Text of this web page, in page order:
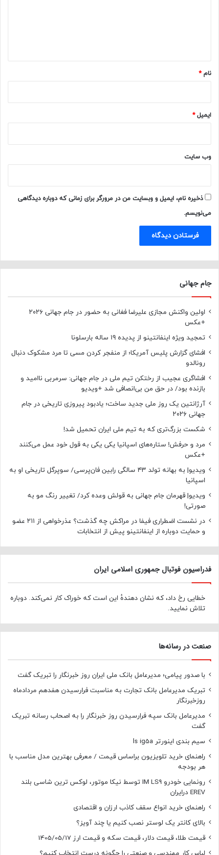
نام*
ایمیل*
وب‌ سایت
ذخیره نام، ایمیل و وبسایت من در مرورگر برای زمانی که دوباره دیدگاهی
می‌نویسم.
جام جهانی
اولین واکنش مجازی علیرضا فغانی به حضور در جام جهانی ۲۰۲۶
+عکس
تمجید ویژه اینفانتینو از پدیده ۱۹ ساله بارسلونا
افشای گزارش پلیس آمریکا؛ از منفجر کردن مسی تا مرد مشکوک دنبال
رونالدو
افشاگری عجیب از رختکن تیم ملی در جام جهانی: سرمربی ناامید و
بازنده بود/ در حق من بی‌انصافی شد +ویدیو
آرژانتین یک روز ملی جدید ساخت؛ یادبود پیروزی تاریخی در جام
جهانی ۲۰۲۶
شکست بزرگ‌تری که به تیم ملی ایران تحمیل شد!
مرد و حرفش! ستاره‌های اسپانیا یکی یکی به قول خود عمل می‌کنند
+عکس
ویدیو| به بهانه تولد ۴۳ سالگی رابین فان‌پرسی/ سوپرگل تاریخی او به
اسپانیا
ویدیو| قهرمان جام جهانی به قولش وعده کرد/ تغییر رنگ مو به
صورتی!
در نشست اضطراری فیفا در مراکش چه گذشت؟ عذرخواهی از ۲۱۱ عضو
و حمایت دوباره از اینفانتینو پیش از انتخابات
فدراسیون فوتبال جمهوری اسلامی ایران
خطایی رخ داد، که نشان دهندهٔ این است که خوراک کار نمی‌کند. دوباره
تلاش نمایید.
صنعت در رسانه‌ها
با صدور پیامی؛ مدیرعامل بانک ملی ایران روز خبرنگار را تبریک گفت
تبریک مدیرعامل بانک تجارت به مناسبت فرارسیدن هفدهم مردادماه
روزخبرنگار
مدیرعامل بانک سپه فرارسیدن روز خبرنگار را به اصحاب رسانه تبریک
گفت
سیم بندی اینورتر ls ig5a
راهنمای خرید تلویزیون براساس قیمت / معرفی بهترین مدل مناسب با
هر بودجه
رونمایی خودرو IM LS9 توسط نیکا موتور، لوکس ترین شاسی بلند
EREV درایران
راهنمای خرید انواع سقف کاذب ارزان و اقتصادی
بالای کانتر یک لوستر نصب کنیم یا چند آویز؟
قیمت طلا، قیمت دلار، قیمت سکه و قیمت ارز 1405/05/17